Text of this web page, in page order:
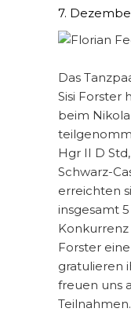
7.
Das
Sisi Forster
beim
Hgr II D
Schwarz-
erreichten
insgesamt
Forster
gratulieren
freuen uns
Teilnahmen.